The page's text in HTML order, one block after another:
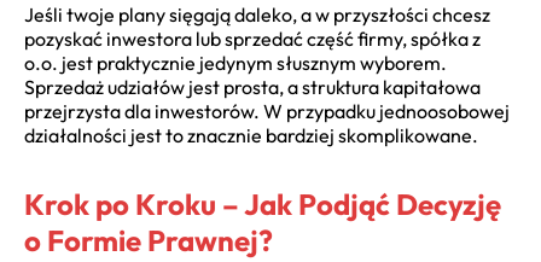
Jeśli twoje plany sięgają daleko, a w przyszłości chcesz
pozyskać inwestora lub sprzedać część firmy, spółka z
o.o. jest praktycznie jedynym słusznym wyborem.
Sprzedaż udziałów jest prosta, a struktura kapitałowa
przejrzysta dla inwestorów. W przypadku jednoosobowej
działalności jest to znacznie bardziej skomplikowane.
Krok po Kroku – Jak Podjąć Decyzję
o Formie Prawnej?